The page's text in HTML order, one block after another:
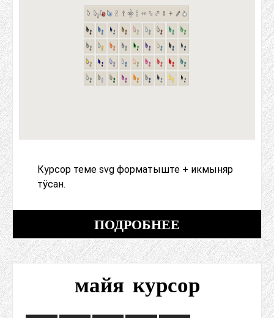
Курсор теме svg форматыште + икмыняр
тӱсан.
ПОДРОБНЕЕ
майя курсор